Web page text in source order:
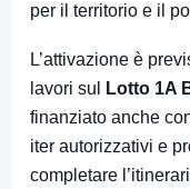
per il territorio e il
L’attivazione è
lavori sul
Lotto 1A
finanziato anche
iter autorizzativi e
completare